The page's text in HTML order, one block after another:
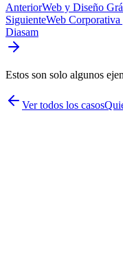
AnteriorWeb y Diseño
SiguienteWeb
Diasam
Estos son solo algunos
Ver todos los casos